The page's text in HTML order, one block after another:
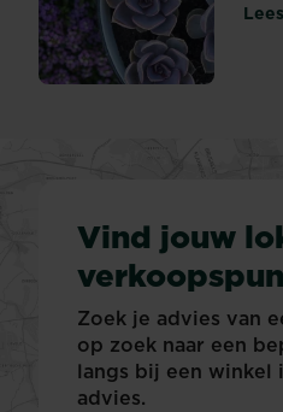
Vind jouw
Zoek je advies van
op zoek naar een
langs bij een
advies.